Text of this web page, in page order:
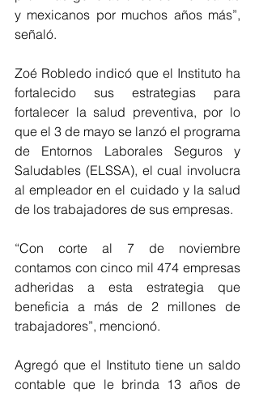
y mexicanos por muchos años más”,
señaló.
Zoé Robledo indicó que el Instituto ha
fortalecido sus estrategias para
fortalecer la salud preventiva, por lo
que el 3 de mayo se lanzó el programa
de Entornos Laborales Seguros y
Saludables (ELSSA), el cual involucra
al empleador en el cuidado y la salud
de los trabajadores de sus empresas.
“Con corte al 7 de noviembre
contamos con cinco mil 474 empresas
adheridas a esta estrategia que
beneficia a más de 2 millones de
trabajadores”, mencionó.
Agregó que el Instituto tiene un saldo
contable que le brinda 13 años de